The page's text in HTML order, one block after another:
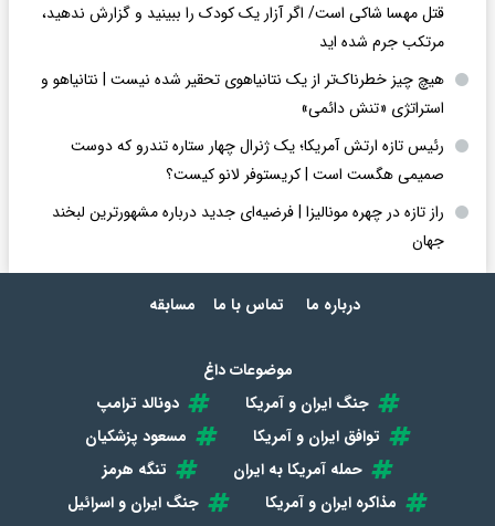
قتل مهسا شاکی است/ اگر آزار یک کودک را ببینید و گزارش ندهید،
مرتکب جرم شده اید
هیچ چیز خطرناک‌تر از یک نتانیاهوی تحقیر شده نیست | نتانیاهو و
استراتژی «تنش دائمی»
رئیس تازه ارتش آمریکا؛ یک ژنرال چهار ستاره تندرو که دوست
صمیمی هگست است | کریستوفر لانو کیست؟
راز تازه در چهره مونالیزا | فرضیه‌ای جدید درباره مشهورترین لبخند
جهان
درباره ما تماس با ما مسابقه
موضوعات داغ
جنگ ایران و آمریکا
دونالد ترامپ
توافق ایران و آمریکا
مسعود پزشکیان
حمله آمریکا به ایران
تنگه هرمز
مذاکره ایران و آمریکا
جنگ ایران و اسرائیل